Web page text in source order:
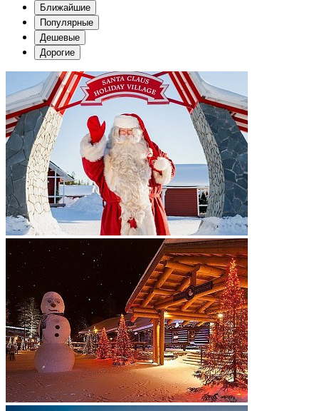
Ближайшие
Популярные
Дешевые
Дорогие